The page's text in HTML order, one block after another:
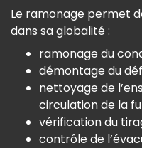
Le ramonage permet
dans sa globalité :
ramonage du
démontage du
nettoyage de
circulation de la
vérification du
contrôle de